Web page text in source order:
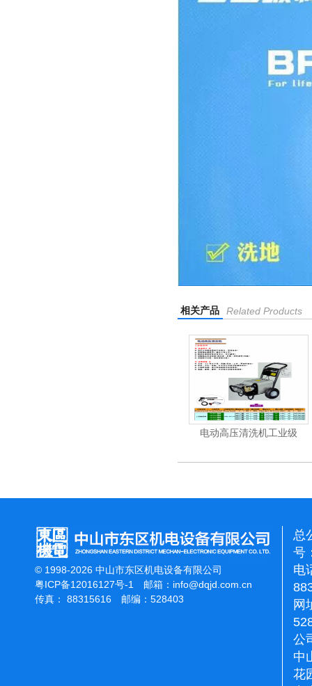
相关产品 Related Products
电动高压清洗机工业级
© 1998-2026 中山市东区机电设备有限公司
粤ICP备12016127号-1
邮箱： info@dqjd.com.cn
传真： 88315616 邮编：528403
总
号
电
网
公
中
花